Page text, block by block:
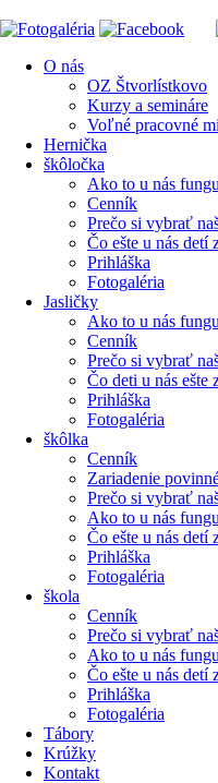
O nás
OZ Štvorlístkovo
Kurzy a semináre
Voľné pracovné
Hernička
škôločka
Ako to u nás
Cenník
Prečo si vybrať
Čo ešte u nás detí
Prihláška
Fotogaléria
Jasličky
Ako to u nás
Cenník
Prečo si vybrať
Čo deti u nás ešte
Prihláška
Fotogaléria
škôlka
Cenník
Zariadenie
Prečo si vybrať
Ako to u nás
Čo ešte u nás detí
Prihláška
Fotogaléria
škola
Cenník
Prečo si vybrať
Ako to u nás
Čo ešte u nás detí
Prihláška
Fotogaléria
Tábory
Krúžky
Kontakt